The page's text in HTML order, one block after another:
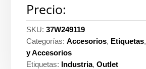
Precio:
SKU:37W249119
Categorías:Accesorios, Etiquetas,
y Accesorios
Etiquetas: Industria,Outlet